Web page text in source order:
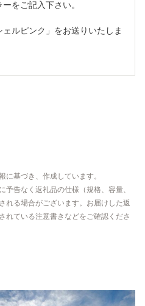
をご記入下さい。
ルピンク」をお送りいたしま
に基づき、作成しています。
予告なく返礼品の仕様（規格、容量、
れる場合がございます。お届けした返
れている注意書きなどをご確認くださ